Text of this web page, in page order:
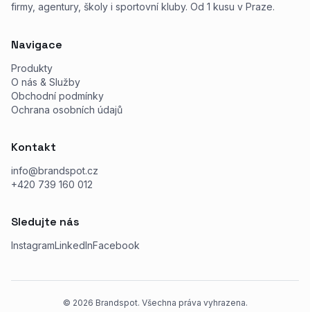
firmy, agentury, školy i sportovní kluby. Od 1 kusu v Praze.
Navigace
Produkty
O nás & Služby
Obchodní podmínky
Ochrana osobních údajů
Kontakt
info@brandspot.cz
+420 739 160 012
Sledujte nás
InstagramLinkedInFacebook
© 2026 Brandspot. Všechna práva vyhrazena.